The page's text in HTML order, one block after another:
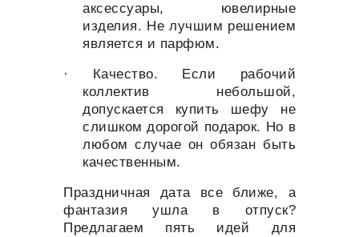
аксессуары, ювелирные
изделия. Не лучшим решением
является и парфюм.
· Качество. Если рабочий
коллектив небольшой,
допускается купить шефу не
слишком дорогой подарок. Но в
любом случае он обязан быть
качественным.
Праздничная дата все ближе, а
фантазия ушла в отпуск?
Предлагаем пять идей для